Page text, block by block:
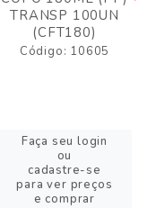
TRANSP 100UN
(CFT180)
Código: 10605
Faça seu login
ou
cadastre-se
para ver preços
e comprar